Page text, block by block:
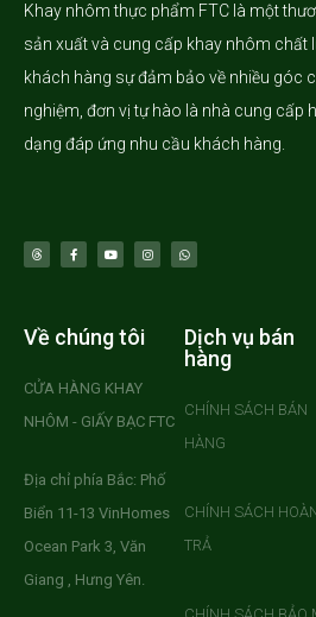
Khay nhômthực phẩm FTC là một
sản xuất và cung cấp khay nhôm chất
khách hàng sự đảm bảo về nhiều góc
nghiệm, đơn vị tự hào là nhà cung cấp
dạng đáp ứng nhu cầu khách hàng.
Về chúng tôi
CỬA HÀNG KHAY
NHÔM - GIẤY BẠC FTC
Địa chỉ phía Bắc: Phố
Biển 11-13 VinHomes
Ocean Park 3, Văn
Giang , Hưng Yên.
Dịch vụ bán
hàng
CHÍNH SÁCH BÁN
HÀNG
CHÍNH SÁCH
TRẢ